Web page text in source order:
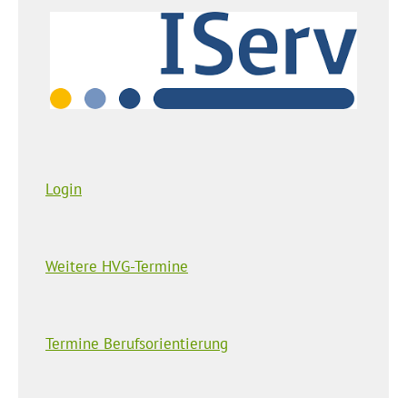
Login
Weitere HVG-Termine
Termine Berufsorientierung